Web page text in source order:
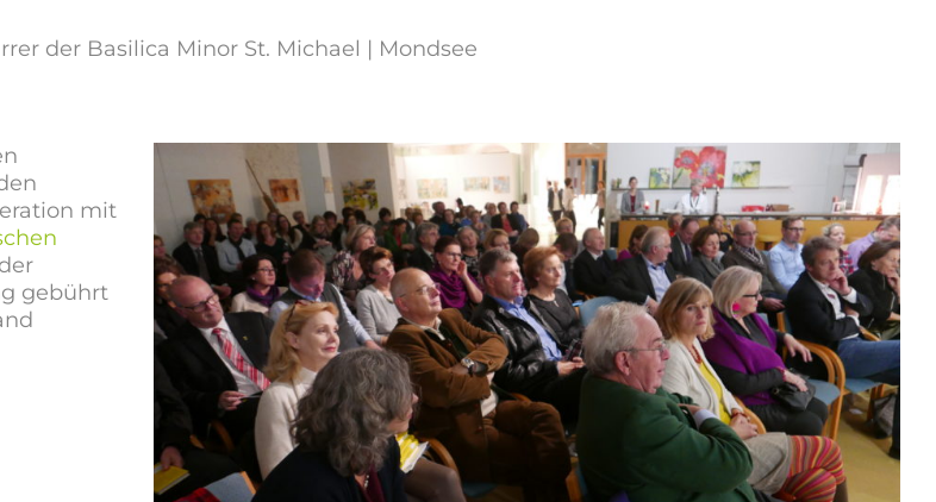
der Basilica Minor St. Michael | Mondsee
mit
gebührt